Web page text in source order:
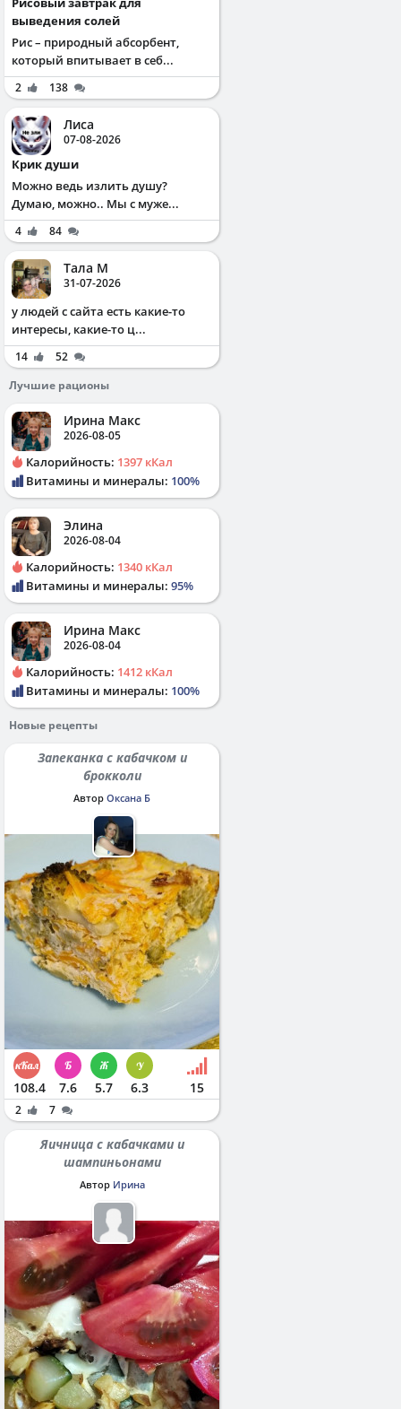
выведения солей
Рис – природный абсорбент,
который впитывает в себ...
2 138
Лиса
07-08-2026
Крик души
Можно ведь излить душу?
Думаю, можно.. Мы с муже...
4 84
Тала М
31-07-2026
у людей с сайта есть какие-то
интересы, какие-то ц...
14
52
Лучшие рационы
Ирина Макс
2026-08-05
Калорийность: 1397 кКал
Витамины и минералы: 100%
Элина
2026-08-04
Калорийность: 1340 кКал
Витамины и минералы: 95%
Ирина Макс
2026-08-04
Калорийность: 1412 кКал
Витамины и минералы: 100%
Новые рецепты
Запеканка с кабачком и
брокколи
Автор Оксана Б
108.4 7.6 5.7 6.3 15
2 7
Яичница с кабачками и
шампиньонами
Автор Ирина